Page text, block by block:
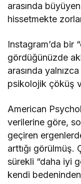
arasında
hissetmekte
Instagram’da bir
gördüğünüzde
arasında
psikolojik çöküş
American
verilerine göre,
geçiren
arttığı görülmüş.
sürekli “daha iyi
kendi bedeninden